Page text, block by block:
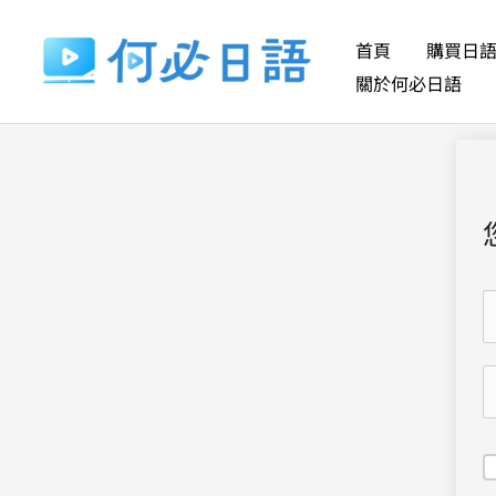
要
首頁 購買日
關於何必日語